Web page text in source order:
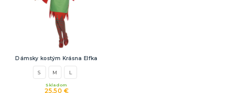
Dámsky kostým Krásna Elfka
S M L
25,50 €
Skladom